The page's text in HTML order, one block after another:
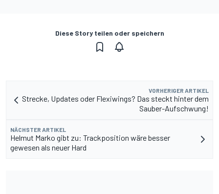
Diese Story teilen oder speichern
VORHERIGER ARTIKEL
Strecke, Updates oder Flexiwings? Das steckt hinter dem
Sauber-Aufschwung!
NÄCHSTER ARTIKEL
Helmut Marko gibt zu: Trackposition wäre besser
gewesen als neuer Hard